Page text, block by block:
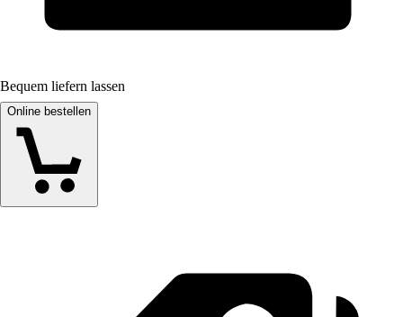
Bequem liefern lassen
Online bestellen